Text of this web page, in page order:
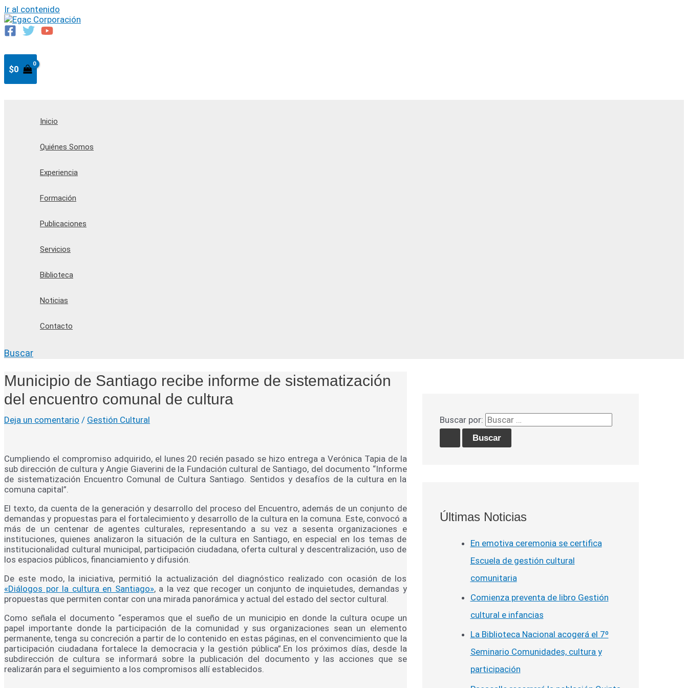
Ir al contenido
$0
Inicio
Quiénes Somos
Experiencia
Formación
Publicaciones
Servicios
Biblioteca
Noticias
Contacto
Buscar
Municipio de Santiago recibe informe de sistematización
del encuentro comunal de cultura
Deja un comentario / Gestión Cultural
Cumpliendo el compromiso adquirido, el lunes 20 recién pasado se hizo entrega a Verónica Tapia de la
sub dirección de cultura y Angie Giaverini de la Fundación cultural de Santiago, del documento “Informe
de sistematización Encuentro Comunal de Cultura Santiago. Sentidos y desafíos de la cultura en la
comuna capital”.
El texto, da cuenta de la generación y desarrollo del proceso del Encuentro, además de un conjunto de
demandas y propuestas para el fortalecimiento y desarrollo de la cultura en la comuna. Este, convocó a
más de un centenar de agentes culturales, representando a su vez a sesenta organizaciones e
instituciones, quienes analizaron la situación de la cultura en Santiago, en especial en los temas de
institucionalidad cultural municipal, participación ciudadana, oferta cultural y descentralización, uso de
los espacios públicos, financiamiento y difusión.
De este modo, la iniciativa, permitió la actualización del diagnóstico realizado con ocasión de los
«Diálogos por la cultura en Santiago», a la vez que recoger un conjunto de inquietudes, demandas y
propuestas que permiten contar con una mirada panorámica y actual del estado del sector cultural.
Como señala el documento “esperamos que el sueño de un municipio en donde la cultura ocupe un
papel importante donde la participación de la comunidad y sus organizaciones sean un elemento
permanente, tenga su concreción a partir de lo contenido en estas páginas, en el convencimiento que la
participación ciudadana fortalece la democracia y la gestión pública”.En los próximos días, desde la
subdirección de cultura se informará sobre la publicación del documento y las acciones que se
realizarán para el seguimiento a los compromisos allí establecidos.
Buscar por:
Últimas Noticias
En emotiva ceremonia se certifica
Escuela de gestión cultural
comunitaria
Comienza preventa de libro Gestión
cultural e infancias
La Biblioteca Nacional acogerá el 7º
Seminario Comunidades, cultura y
participación